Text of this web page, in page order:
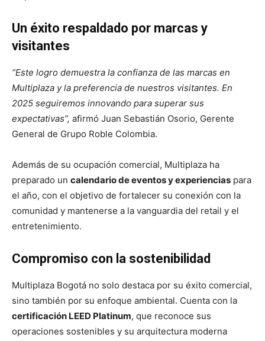
Un éxito respaldado por marcas y
visitantes
“Este logro demuestra la confianza de las marcas en
Multiplaza y la preferencia de nuestros visitantes. En
2025 seguiremos innovando para superar sus
expectativas”, afirmó Juan Sebastián Osorio, Gerente
General de Grupo Roble Colombia.
Además de su ocupación comercial, Multiplaza ha
preparado un calendario de eventos y experiencias para
el año, con el objetivo de fortalecer su conexión con la
comunidad y mantenerse a la vanguardia del retail y el
entretenimiento.
Compromiso con la sostenibilidad
Multiplaza Bogotá no solo destaca por su éxito comercial,
sino también por su enfoque ambiental. Cuenta con la
certificación LEED Platinum, que reconoce sus
operaciones sostenibles y su arquitectura moderna